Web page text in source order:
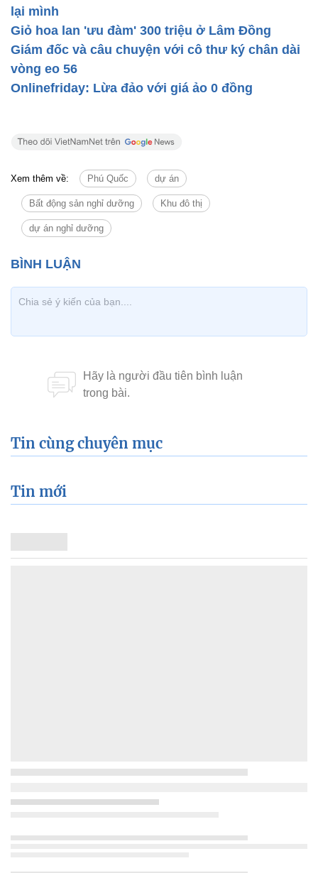
lại mình
Giỏ hoa lan 'ưu đàm' 300 triệu ở Lâm Đồng
Giám đốc và câu chuyện với cô thư ký chân dài
vòng eo 56
Onlinefriday: Lừa đảo với giá ảo 0 đồng
Xem thêm về: Phú Quốc dự án
Bất động sản nghỉ dưỡng Khu đô thị
dự án nghỉ dưỡng
Tin cùng chuyên mục
Tin mới